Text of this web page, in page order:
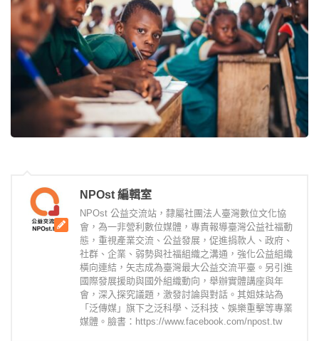
NPOst 編輯室
NPOst 公益交流站，隸屬社團法人臺灣數位文化協
會，為一非營利數位媒體，專責報導臺灣公益社福動
態，重視產業交流、公益發展，促進捐款人、政府、
社群、企業、弱勢與社福組織之溝通，強化公益組織
橫向連結，矢志成為臺灣最大公益交流平臺。另引進
國際發展援助與國外組織動向，舉辦實體講座與年
會，深入探究議題，激發討論與對話。其姐妹站為
「泛傳媒」旗下之泛科學、泛科技、娛樂重擊等專業
媒體。臉書：https://www.facebook.com/npost.tw